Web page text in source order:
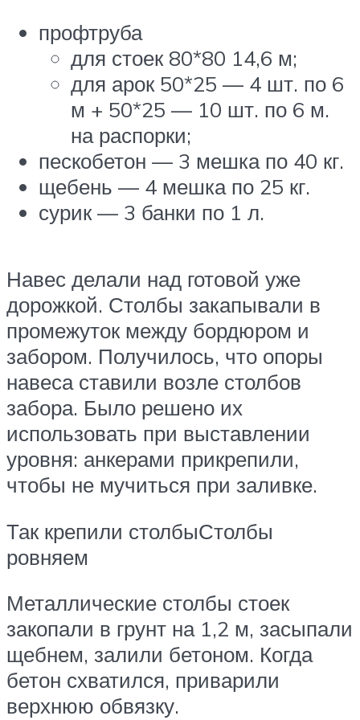
профтруба
для стоек 80*80 14,6 м;
для арок 50*25 — 4 шт. по 6
м + 50*25 — 10 шт. по 6 м.
на распорки;
пескобетон — 3 мешка по 40 кг.
щебень — 4 мешка по 25 кг.
сурик — 3 банки по 1 л.
Навес делали над готовой уже
дорожкой. Столбы закапывали в
промежуток между бордюром и
забором. Получилось, что опоры
навеса ставили возле столбов
забора. Было решено их
использовать при выставлении
уровня: анкерами прикрепили,
чтобы не мучиться при заливке.
Так крепили столбыСтолбы
ровняем
Металлические столбы стоек
закопали в грунт на 1,2 м, засыпали
щебнем, залили бетоном. Когда
бетон схватился, приварили
верхнюю обвязку.